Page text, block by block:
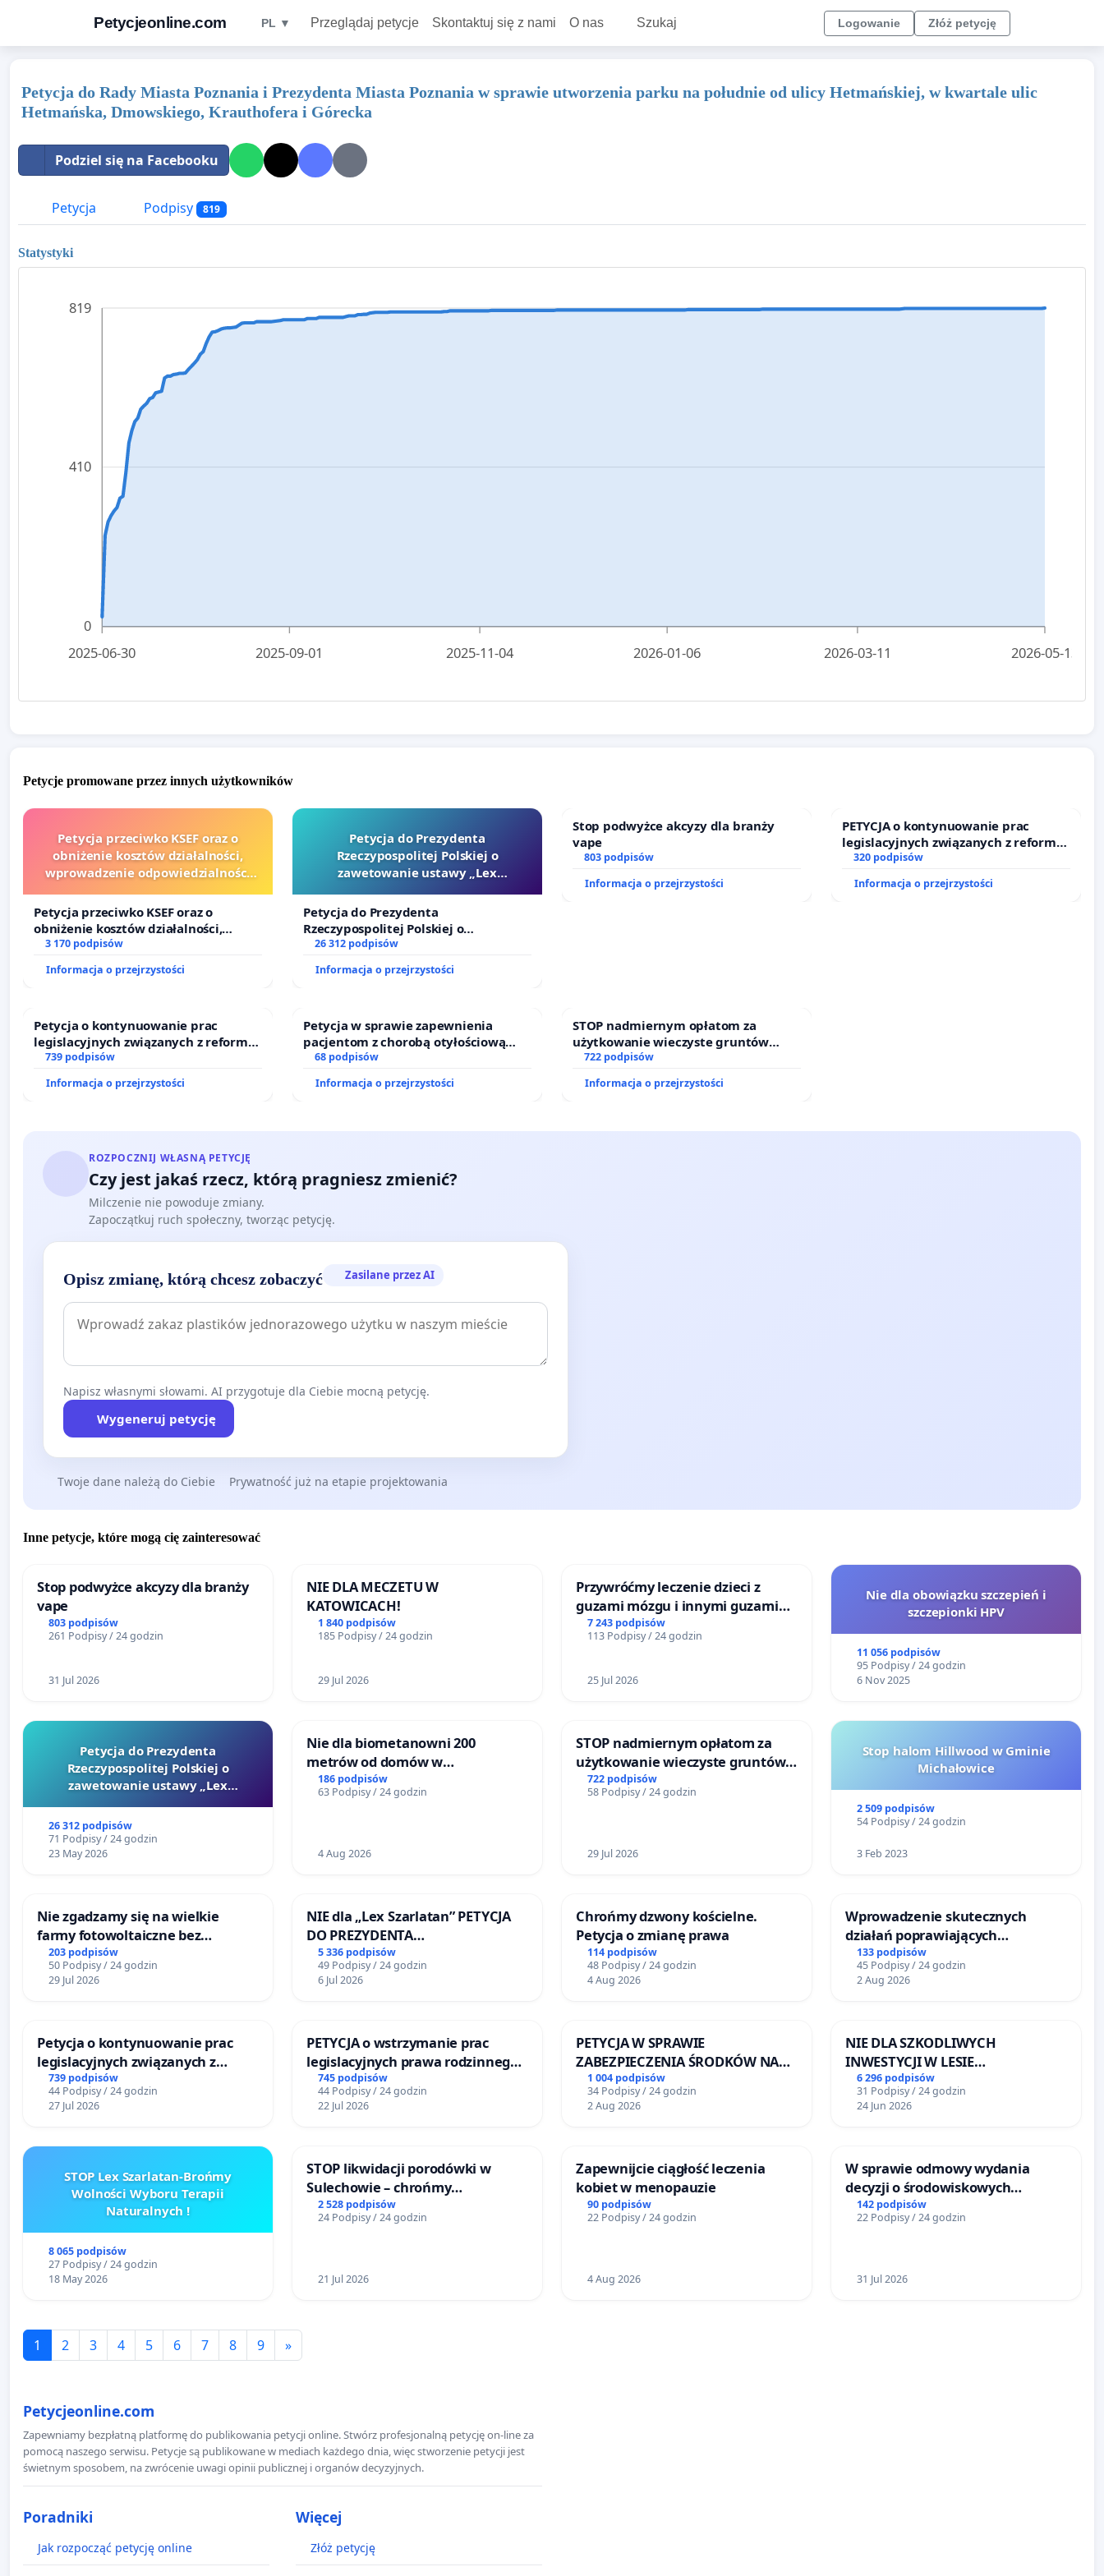
Petycjeonline.com PL ▼ Przeglądaj petycje Skontaktuj się z nami O nas Szukaj Logowanie Złóż petycję
Petycja do Rady Miasta Poznania i Prezydenta Miasta Poznania w sprawie utworzenia parku na południe od ulicy Hetmańskiej, w kwartale ulic
Hetmańska, Dmowskiego, Krauthofera i Górecka
Podziel się na Facebooku
Petycja Podpisy 819
Statystyki
0
410
819
2025-06-30 2025-09-01 2025-11-04 2026-01-06 2026-03-11 2026-05-13
Petycje promowane przez innych użytkowników
Petycja przeciwko KSEF oraz o
obniżenie kosztów działalności,
wprowadzenie odpowiedzialności
sędziów
Petycja przeciwko KSEF oraz o
obniżenie kosztów działalności,
wprowadzenie odpowiedzialności
finansowej kluczowych urzędników i
sędziów
3 170 podpisów
Informacja o przejrzystości
Petycja do Prezydenta
Rzeczypospolitej Polskiej o
zawetowanie ustawy „Lex
Petycja do Prezydenta
Rzeczypospolitej Polskiej o
zawetowanie ustawy „Lex Szarlatan”
26 312 podpisów
Informacja o przejrzystości
Stop podwyżce akcyzy dla branży
vape
803 podpisów
Informacja o przejrzystości
PETYCJA o kontynuowanie prac
legislacyjnych związanych z reformą
prawa rodzinnego
320 podpisów
Informacja o przejrzystości
Petycja o kontynuowanie prac
legislacyjnych związanych z reformą
prawa rodzinnego
739 podpisów
Informacja o przejrzystości
Petycja w sprawie zapewnienia
pacjentom z chorobą otyłościową
dostępu do kompleksowego leczenia
oraz programów profilaktycznych.
68 podpisów
Informacja o przejrzystości
STOP nadmiernym opłatom za
użytkowanie wieczyste gruntów
zajmowanych przez rodzinne ogrody
działkowe.
722 podpisów
Informacja o przejrzystości
ROZPOCZNIJ WŁASNĄ PETYCJĘ
Czy jest jakaś rzecz, którą pragniesz zmienić?
Milczenie nie powoduje zmiany.
Zapoczątkuj ruch społeczny, tworząc petycję.
Opisz zmianę, którą chcesz zobaczyć Zasilane przez AI
Napisz własnymi słowami. AI przygotuje dla Ciebie mocną petycję.
Wygeneruj petycję
Twoje dane należą do Ciebie Prywatność już na etapie projektowania
Inne petycje, które mogą cię zainteresować
Stop podwyżce akcyzy dla branży
vape
803 podpisów
261 Podpisy / 24 godzin
31 Jul 2026
NIE DLA MECZETU W
KATOWICACH!
1 840 podpisów
185 Podpisy / 24 godzin
29 Jul 2026
Przywróćmy leczenie dzieci z
guzami mózgu i innymi guzami
litymi do Górnośląskiego
Centrum Zdrowia Dziecka w
7 243 podpisów
113 Podpisy / 24 godzin
25 Jul 2026
Nie dla obowiązku szczepień i
szczepionki HPV
11 056 podpisów
95 Podpisy / 24 godzin
6 Nov 2025
Petycja do Prezydenta
Rzeczypospolitej Polskiej o
zawetowanie ustawy „Lex
26 312 podpisów
71 Podpisy / 24 godzin
23 May 2026
Nie dla biometanowni 200
metrów od domów w
Biernatkach, gm. Wądroże
Wielkie
186 podpisów
63 Podpisy / 24 godzin
4 Aug 2026
STOP nadmiernym opłatom za
użytkowanie wieczyste gruntów
zajmowanych przez rodzinne
ogrody działkowe.
722 podpisów
58 Podpisy / 24 godzin
29 Jul 2026
Stop halom Hillwood w Gminie
Michałowice
2 509 podpisów
54 Podpisy / 24 godzin
3 Feb 2023
Nie zgadzamy się na wielkie
farmy fotowoltaiczne bez
rzetelnych analiz i akceptacji
mieszkańców
203 podpisów
50 Podpisy / 24 godzin
29 Jul 2026
NIE dla „Lex Szarlatan” PETYCJA
DO PREZYDENTA
RZECZYPOSPOLITEJ POLSKIEJ
5 336 podpisów
49 Podpisy / 24 godzin
6 Jul 2026
Chrońmy dzwony kościelne.
Petycja o zmianę prawa
114 podpisów
48 Podpisy / 24 godzin
4 Aug 2026
Wprowadzenie skutecznych
działań poprawiających
bezpieczeństwo na ulicy
Żeromskiego w Otwocku
133 podpisów
45 Podpisy / 24 godzin
2 Aug 2026
Petycja o kontynuowanie prac
legislacyjnych związanych z
reformą prawa rodzinnego
739 podpisów
44 Podpisy / 24 godzin
27 Jul 2026
PETYCJA o wstrzymanie prac
legislacyjnych prawa rodzinnego
narażających ofiary przemocy
745 podpisów
44 Podpisy / 24 godzin
22 Jul 2026
PETYCJA W SPRAWIE
ZABEZPIECZENIA ŚRODKÓW NA
FUNKCJONOWANIE SCHRONISKA
DLA BEZDOMNYCH ZWIERZĄT W
SKARYSZEWIE
1 004 podpisów
34 Podpisy / 24 godzin
2 Aug 2026
NIE DLA SZKODLIWYCH
INWESTYCJI W LESIE
ŁAGIEWNICKIM I ARTURÓWKU
6 296 podpisów
31 Podpisy / 24 godzin
24 Jun 2026
STOP Lex Szarlatan-Brońmy
Wolności Wyboru Terapii
Naturalnych !
8 065 podpisów
27 Podpisy / 24 godzin
18 May 2026
STOP likwidacji porodówki w
Sulechowie – chrońmy
bezpieczeństwo matek i
noworodków
2 528 podpisów
24 Podpisy / 24 godzin
21 Jul 2026
Zapewnijcie ciągłość leczenia
kobiet w menopauzie
90 podpisów
22 Podpisy / 24 godzin
4 Aug 2026
W sprawie odmowy wydania
decyzji o środowiskowych
uwarunkowaniach dla budowy
zakładu wytwarzania biometanu
mieszkańców i Puszczy
142 podpisów
22 Podpisy / 24 godzin
31 Jul 2026
1 2 3 4 5 6 7 8 9 »
Petycjeonline.com
Zapewniamy bezpłatną platformę do publikowania petycji online. Stwórz profesjonalną petycję on-line za
pomocą naszego serwisu. Petycje są publikowane w mediach każdego dnia, więc stworzenie petycji jest
świetnym sposobem, na zwrócenie uwagi opinii publicznej i organów decyzyjnych.
Poradniki
Jak rozpocząć petycję online
Więcej
Złóż petycję